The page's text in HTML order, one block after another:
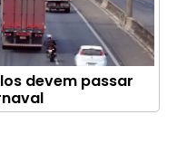
devem passar